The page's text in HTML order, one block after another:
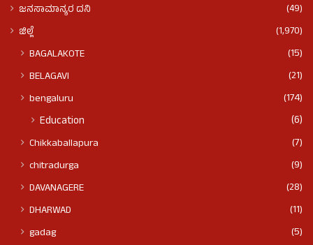
ಜನಸಾಮಾನ್ಯರ ದನಿ
(49)
ಜಿಲ್ಲೆ
(1,970)
BAGALAKOTE
(15)
BELAGAVI
(21)
bengaluru
(174)
Education (6)
Chikkaballapura
(7)
chitradurga
(9)
DAVANAGERE
(28)
DHARWAD
(11)
gadag
(5)